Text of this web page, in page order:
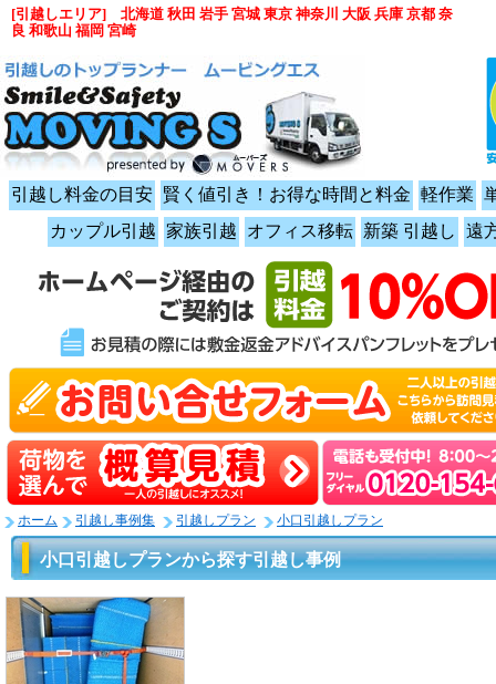
引越し料金の目安 賢く値引き！お得な時間と料金 軽作業
カップル引越 家族引越 オフィス移転 新築 引越し 遠
ホーム 引越し事例集 引越しプラン 小口引越しプラン
小口引越しプランから探す引越し事例
[引越しエリア] 北海道 秋田 岩手 宮城 東京 神奈川 大阪 兵庫 京都 奈
良 和歌山 福岡 宮崎